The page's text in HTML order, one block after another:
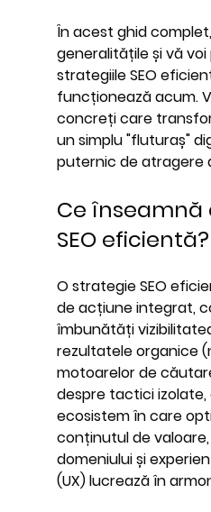
În acest ghid
generalitățile și vă
strategiile SEO
funcționează acum.
concreți care
un simplu "fluturaș"
puternic de atragere
Ce înseamnă
SEO eficientă?
O strategie SEO
de acțiune integrat,
îmbunătăți
rezultatele organice
motoarelor de
despre tactici izolate,
ecosistem în care
conținutul de
domeniului și
(UX) lucrează în